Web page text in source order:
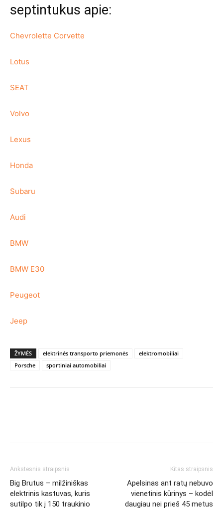
septintukus apie:
Chevrolette Corvette
Lotus
SEAT
Volvo
Lexus
Honda
Subaru
Audi
BMW
BMW E30
Peugeot
Jeep
ŽYMĖS elektrinės transporto priemonės
elektromobiliai
Porsche
sportiniai automobiliai
Ankstesnis straipsnis
Big Brutus – milžiniškas
elektrinis kastuvas, kuris
sutilpo tik į 150 traukinio
Kitas straipsnis
Apelsinas ant ratų nebuvo
vienetinis kūrinys – kodėl
daugiau nei prieš 45 metus